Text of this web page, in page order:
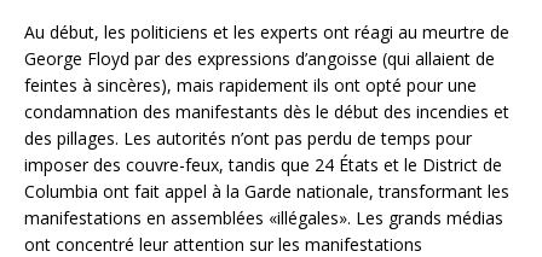
Au début, les politiciens et les experts ont réagi au meurtre de
George Floyd par des expressions d’angoisse (qui allaient de
feintes à sincères), mais rapidement ils ont opté pour une
condamnation des manifestants dès le début des incendies et
des pillages. Les autorités n’ont pas perdu de temps pour
imposer des couvre-feux, tandis que 24 États et le District de
Columbia ont fait appel à la Garde nationale, transformant les
manifestations en assemblées «illégales». Les grands médias
ont concentré leur attention sur les manifestations